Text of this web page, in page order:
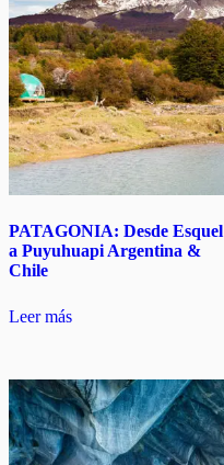
PATAGONIA: Desde Esquel
a Puyuhuapi Argentina &
Chile
Leer más